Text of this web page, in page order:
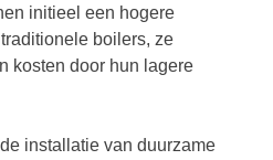
initieel een hogere
boilers, ze
kosten door hun lagere
installatie van duurzame